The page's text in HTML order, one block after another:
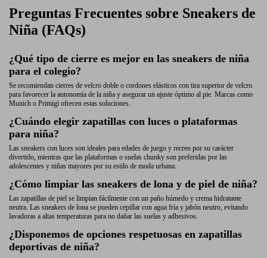
Preguntas Frecuentes sobre Sneakers de
Niña (FAQs)
¿Qué tipo de cierre es mejor en las sneakers de niña
para el colegio?
Se recomiendan cierres de velcro doble o cordones elásticos con tira superior de velcro
para favorecer la autonomía de la niña y asegurar un ajuste óptimo al pie. Marcas como
Munich o Primigi ofrecen estas soluciones.
¿Cuándo elegir zapatillas con luces o plataformas
para niña?
Las sneakers con luces son ideales para edades de juego y recreo por su carácter
divertido, mientras que las plataformas o suelas chunky son preferidas por las
adolescentes y niñas mayores por su estilo de moda urbana.
¿Cómo limpiar las sneakers de lona y de piel de niña?
Las zapatillas de piel se limpian fácilmente con un paño húmedo y crema hidratante
neutra. Las sneakers de lona se pueden cepillar con agua fría y jabón neutro, evitando
lavadoras a altas temperaturas para no dañar las suelas y adhesivos.
¿Disponemos de opciones respetuosas en zapatillas
deportivas de niña?